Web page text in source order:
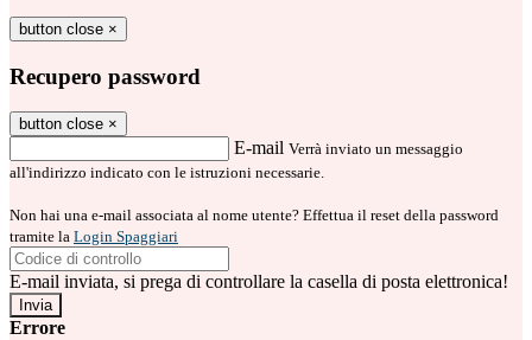
button close ×
Recupero password
button close ×
E-mail Verrà inviato un messaggio
all'indirizzo indicato con le istruzioni necessarie.
Non hai una e-mail associata al nome utente? Effettua il reset della password
tramite la Login Spaggiari
E-mail inviata, si prega di controllare la casella di posta elettronica!
Errore